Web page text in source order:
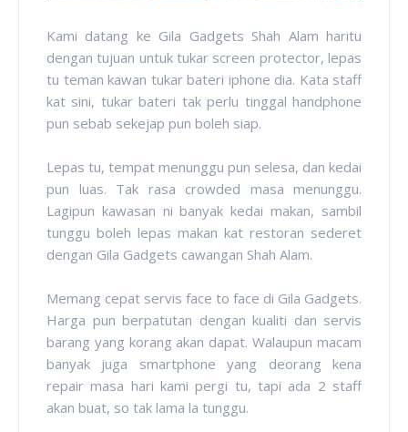
Kami datang ke Gila Gadgets Shah Alam haritu
dengan tujuan untuk tukar screen protector, lepas
tu teman kawan tukar bateri iphone dia. Kata staff
kat sini, tukar bateri tak perlu tinggal handphone
pun sebab sekejap pun boleh siap.
Lepas tu, tempat menunggu pun selesa, dan kedai
pun luas. Tak rasa crowded masa menunggu.
Lagipun kawasan ni banyak kedai makan, sambil
tunggu boleh lepas makan kat restoran sederet
dengan Gila Gadgets cawangan Shah Alam.
Memang cepat servis face to face di Gila Gadgets.
Harga pun berpatutan dengan kualiti dan servis
barang yang korang akan dapat. Walaupun macam
banyak juga smartphone yang deorang kena
repair masa hari kami pergi tu, tapi ada 2 staff
akan buat, so tak lama la tunggu.